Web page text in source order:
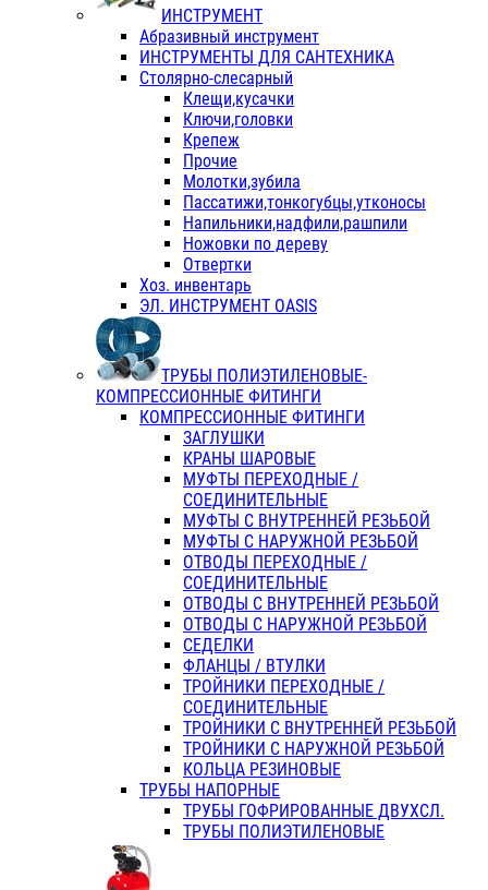
ИНСТРУМЕНТ
Абразивный инструмент
ИНСТРУМЕНТЫ ДЛЯ САНТЕХНИКА
Столярно-слесарный
Клещи,кусачки
Ключи,головки
Крепеж
Прочие
Молотки,зубила
Пассатижи,тонкогубцы,утконосы
Напильники,надфили,рашпили
Ножовки по дереву
Отвертки
Хоз. инвентарь
ЭЛ. ИНСТРУМЕНТ OASIS
ТРУБЫ ПОЛИЭТИЛЕНОВЫЕ-
КОМПРЕССИОННЫЕ ФИТИНГИ
КОМПРЕССИОННЫЕ ФИТИНГИ
ЗАГЛУШКИ
КРАНЫ ШАРОВЫЕ
МУФТЫ ПЕРЕХОДНЫЕ /
СОЕДИНИТЕЛЬНЫЕ
МУФТЫ С ВНУТРЕННЕЙ РЕЗЬБОЙ
МУФТЫ С НАРУЖНОЙ РЕЗЬБОЙ
ОТВОДЫ ПЕРЕХОДНЫЕ /
СОЕДИНИТЕЛЬНЫЕ
ОТВОДЫ С ВНУТРЕННЕЙ РЕЗЬБОЙ
ОТВОДЫ С НАРУЖНОЙ РЕЗЬБОЙ
СЕДЕЛКИ
ФЛАНЦЫ / ВТУЛКИ
ТРОЙНИКИ ПЕРЕХОДНЫЕ /
СОЕДИНИТЕЛЬНЫЕ
ТРОЙНИКИ С ВНУТРЕННЕЙ РЕЗЬБОЙ
ТРОЙНИКИ С НАРУЖНОЙ РЕЗЬБОЙ
КОЛЬЦА РЕЗИНОВЫЕ
ТРУБЫ НАПОРНЫЕ
ТРУБЫ ГОФРИРОВАННЫЕ ДВУХСЛ.
ТРУБЫ ПОЛИЭТИЛЕНОВЫЕ